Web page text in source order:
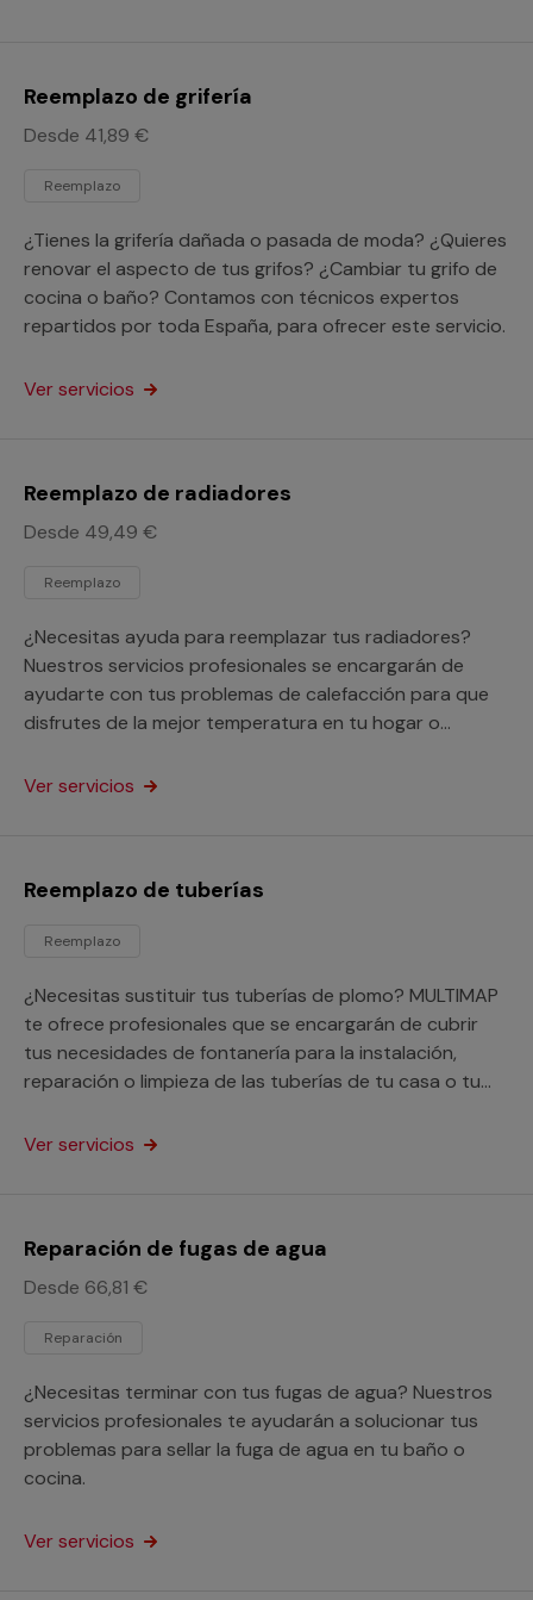
Reemplazo de grifería
Desde 41,89 €
Reemplazo
¿Tienes la grifería dañada o pasada de moda? ¿Quieres
renovar el aspecto de tus grifos? ¿Cambiar tu grifo de
cocina o baño? Contamos con técnicos expertos
repartidos por toda España, para ofrecer este servicio.
Ver servicios
Reemplazo de radiadores
Desde 49,49 €
Reemplazo
¿Necesitas ayuda para reemplazar tus radiadores?
Nuestros servicios profesionales se encargarán de
ayudarte con tus problemas de calefacción para que
disfrutes de la mejor temperatura en tu hogar o
Ver servicios
Reemplazo de tuberías
Reemplazo
¿Necesitas sustituir tus tuberías de plomo? MULTIMAP
te ofrece profesionales que se encargarán de cubrir
tus necesidades de fontanería para la instalación,
reparación o limpieza de las tuberías de tu casa o tu
Ver servicios
Reparación de fugas de agua
Desde 66,81 €
Reparación
¿Necesitas terminar con tus fugas de agua? Nuestros
servicios profesionales te ayudarán a solucionar tus
problemas para sellar la fuga de agua en tu baño o
cocina.
Ver servicios